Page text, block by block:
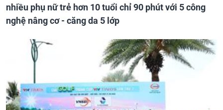
nhiều phụ nữ trẻ hơn 10 tuổi chỉ 90 phút với 5 công
nghệ nâng cơ - căng da 5 lớp